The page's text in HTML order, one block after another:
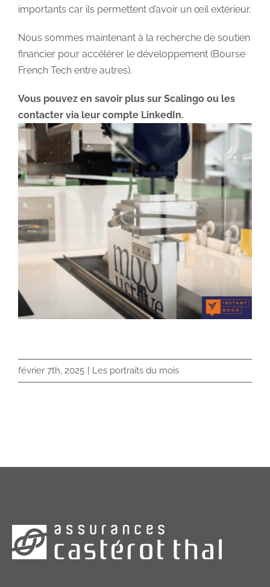
importants car ils permettent d’avoir un œil extérieur.
Nous sommes maintenant à la recherche de soutien
financier pour accélérer le développement (Bourse
French Tech entre autres).
Vous pouvez en savoir plus sur Scalingo ou les
contacter via leur compte LinkedIn.
février 7th, 2025 Les portraits du mois